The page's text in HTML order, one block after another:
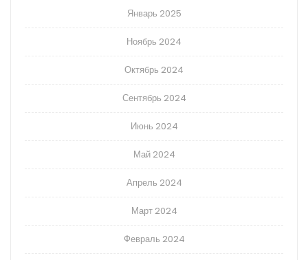
Январь 2025
Ноябрь 2024
Октябрь 2024
Сентябрь 2024
Июнь 2024
Май 2024
Апрель 2024
Март 2024
Февраль 2024